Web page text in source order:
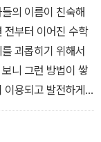
다가갈 수 있을 터.
의 이름이 친숙해
전부터 이어진 수학
괴롭히기 위해서
니 그런 방법이 쌓
이용되고 발전하게
리 생활에 얼마나 필